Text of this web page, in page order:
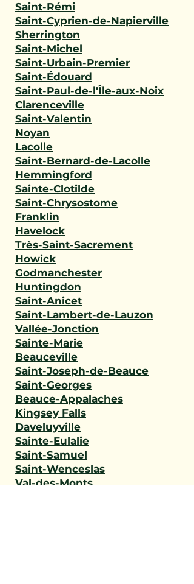
Saint-Rémi
Saint-Cyprien-de-Napierville
Sherrington
Saint-Michel
Saint-Urbain-Premier
Saint-Édouard
Saint-Paul-de-l'Île-aux-Noix
Clarenceville
Saint-Valentin
Noyan
Lacolle
Saint-Bernard-de-Lacolle
Hemmingford
Sainte-Clotilde
Saint-Chrysostome
Franklin
Havelock
Très-Saint-Sacrement
Howick
Godmanchester
Huntingdon
Saint-Anicet
Saint-Lambert-de-Lauzon
Vallée-Jonction
Sainte-Marie
Beauceville
Saint-Joseph-de-Beauce
Saint-Georges
Beauce-Appalaches
Kingsey Falls
Daveluyville
Sainte-Eulalie
Saint-Samuel
Saint-Wenceslas
Val-des-Monts